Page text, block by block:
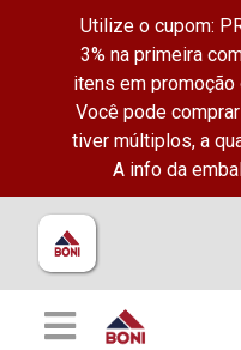
Utilize o cupom:
3% na primeira
itens em
Você pode
tiver múltiplos, a
A info da